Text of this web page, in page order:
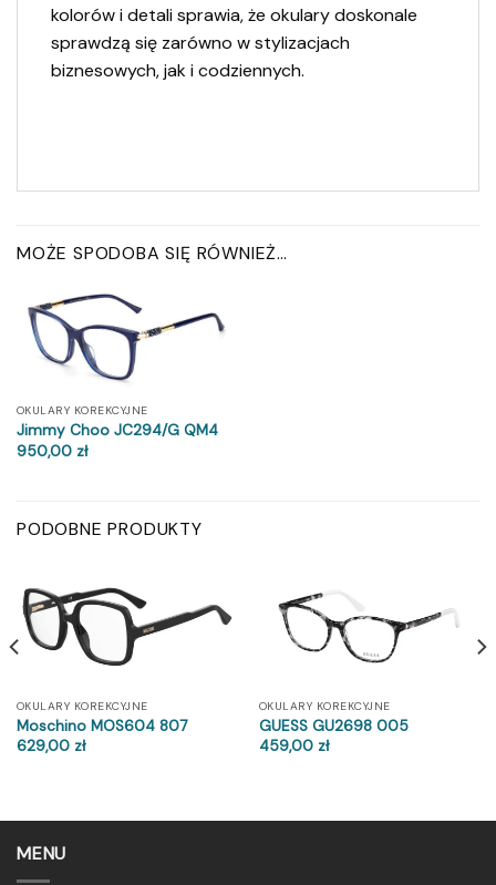
kolorów i detali sprawia, że okulary doskonale
sprawdzą się zarówno w stylizacjach
biznesowych, jak i codziennych.
MOŻE SPODOBA SIĘ RÓWNIEŻ…
OKULARY KOREKCYJNE
Jimmy Choo JC294/G QM4
950,00 zł
PODOBNE PRODUKTY
OKULARY KOREKCYJNE
Moschino MOS604 807
629,00 zł
OKULARY KOREKCYJNE
GUESS GU2698 005
459,00 zł
MENU